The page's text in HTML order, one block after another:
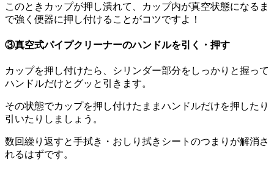
このときカップが押し潰れて、カップ内が真空状態になるま
で強く便器に押し付けることがコツですよ！
③真空式パイプクリーナーのハンドルを引く・押す
カップを押し付けたら、シリンダー部分をしっかりと握って
ハンドルだけとグッと引きます。
その状態でカップを押し付けたままハンドルだけを押したり
引いたりしましょう。
数回繰り返すと手拭き・おしり拭きシートのつまりが解消さ
れるはずです。